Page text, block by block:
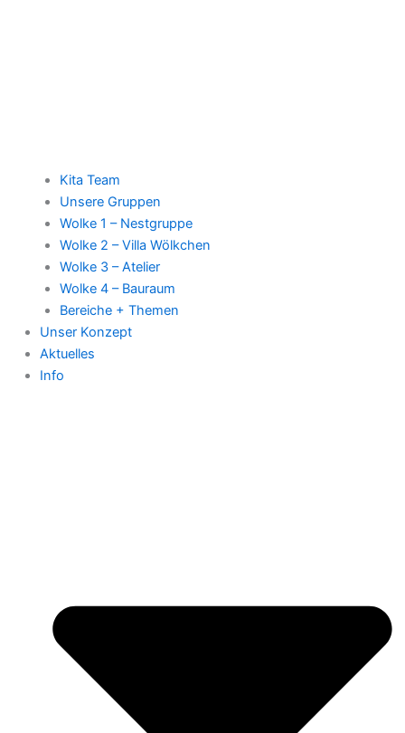
Kita Team
Unsere Gruppen
Wolke 1 – Nestgruppe
Wolke 2 – Villa Wölkchen
Wolke 3 – Atelier
Wolke 4 – Bauraum
Bereiche + Themen
Unser Konzept
Aktuelles
Info